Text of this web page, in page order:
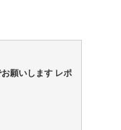
願いします レポ